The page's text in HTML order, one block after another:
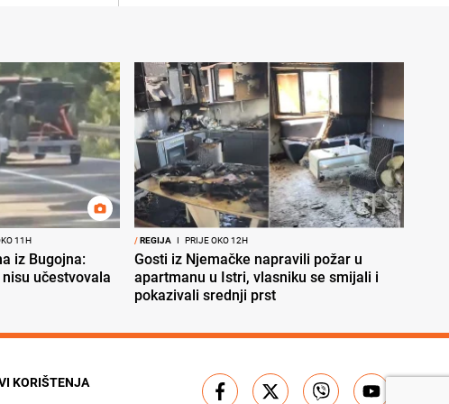
11H
iz Bugojna:
učestvovala
/REGIJA I PRIJE OKO 12H
Gosti iz Njemačke napravili požar u
apartmanu u Istri, vlasniku se smijali i
pokazivali srednji prst
KORIŠTENJA